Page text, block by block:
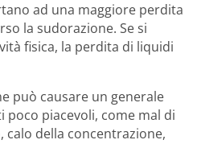
ad una maggiore perdita
la sudorazione. Se si
fisica, la perdita di liquidi
può causare un generale
poco piacevoli, come mal di
calo della concentrazione,